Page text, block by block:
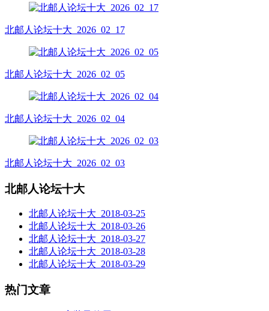
北邮人论坛十大_2026_02_17
北邮人论坛十大_2026_02_05
北邮人论坛十大_2026_02_04
北邮人论坛十大_2026_02_03
北邮人论坛十大
北邮人论坛十大_2018-03-25
北邮人论坛十大_2018-03-26
北邮人论坛十大_2018-03-27
北邮人论坛十大_2018-03-28
北邮人论坛十大_2018-03-29
热门文章